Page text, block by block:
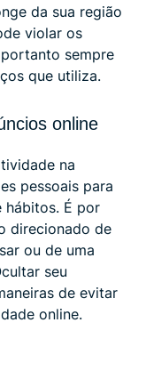
da sua região
violar os
sempre
que utiliza.
online
na
pessoais para
hábitos. É por
direcionado de
ou de uma
seu
de evitar
online.